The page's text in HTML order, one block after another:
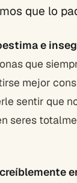
que lo
e
que
mejor
sentir que
seres